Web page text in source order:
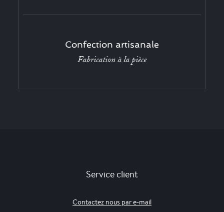
Confection artisanale
Fabrication à la pièce
Service client
Contactez nous par e-mail